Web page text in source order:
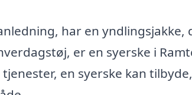
har en yndlingsjakke,
er en syerske i
en syerske kan